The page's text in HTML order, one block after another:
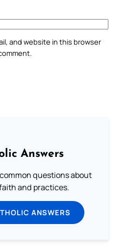
and website in this browser
Answers
questions about
and practices.
ANSWERS